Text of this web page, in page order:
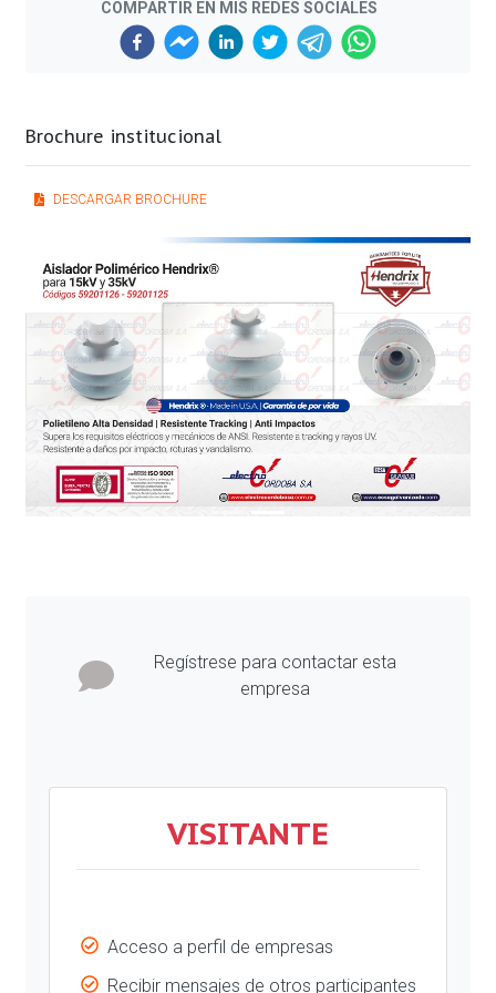
COMPARTIR EN MIS REDES SOCIALES
Brochure institucional
DESCARGAR BROCHURE
Previous Next
Regístrese para contactar esta
empresa
VISITANTE
Acceso a perfil de empresas
Recibir mensajes de otros participantes